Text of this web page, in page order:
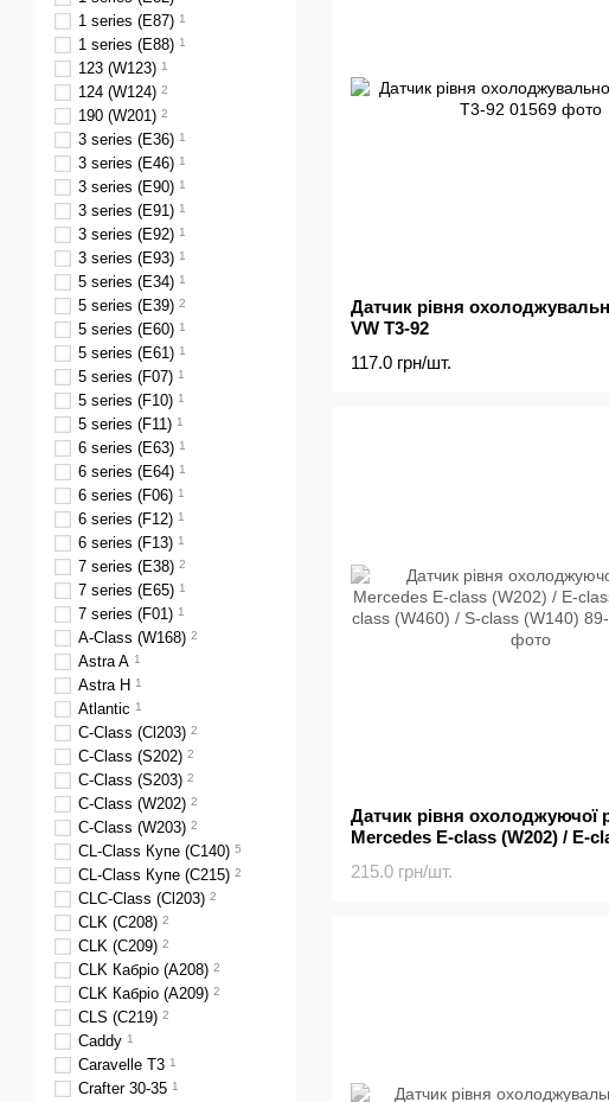
Датчик рівня
VW T3-92
117.0 грн/шт.
Датчик рівня охолоджуючої
Mercedes E-class (W202) / E-
215.0 грн/шт.
1 series (E87) 1
1 series (E88) 1
123 (W123) 1
124 (W124) 2
190 (W201) 2
3 series (E36) 1
3 series (E46) 1
3 series (E90) 1
3 series (E91) 1
3 series (E92) 1
3 series (E93) 1
5 series (E34) 1
5 series (E39) 2
5 series (E60) 1
5 series (E61) 1
5 series (F07) 1
5 series (F10) 1
5 series (F11) 1
6 series (E63) 1
6 series (E64) 1
6 series (F06) 1
6 series (F12) 1
6 series (F13) 1
7 series (E38) 2
7 series (E65) 1
7 series (F01) 1
A-Class (W168) 2
Astra A 1
Astra H 1
Atlantic 1
C-Class (Cl203) 2
C-Class (S202) 2
C-Class (S203) 2
C-Class (W202) 2
C-Class (W203) 2
CL-Class Купе (C140) 5
CL-Class Купе (C215) 2
CLC-Class (Cl203) 2
CLK (C208) 2
CLK (C209) 2
CLK Кабріо (A208) 2
CLK Кабріо (A209) 2
CLS (C219) 2
Caddy 1
Caravelle T3 1
Crafter 30-35 1